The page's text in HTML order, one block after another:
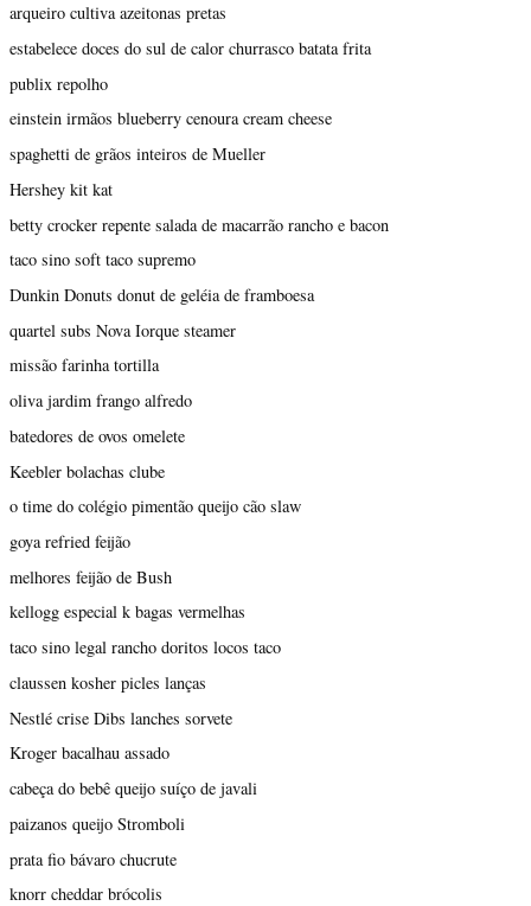
arqueiro cultiva azeitonas pretas
estabelece doces do sul de calor churrasco batata frita
publix repolho
einstein irmãos blueberry cenoura cream cheese
spaghetti de grãos inteiros de Mueller
Hershey kit kat
betty crocker repente salada de macarrão rancho e bacon
taco sino soft taco supremo
Dunkin Donuts donut de geléia de framboesa
quartel subs Nova Iorque steamer
missão farinha tortilla
oliva jardim frango alfredo
batedores de ovos omelete
Keebler bolachas clube
o time do colégio pimentão queijo cão slaw
goya refried feijão
melhores feijão de Bush
kellogg especial k bagas vermelhas
taco sino legal rancho doritos locos taco
claussen kosher picles lanças
Nestlé crise Dibs lanches sorvete
Kroger bacalhau assado
cabeça do bebê queijo suíço de javali
paizanos queijo Stromboli
prata fio bávaro chucrute
knorr cheddar brócolis